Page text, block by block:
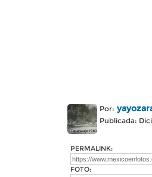
Por:
Publicada:
PERMALINK:
FOTO: